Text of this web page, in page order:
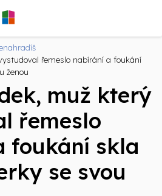
řemeslo nabírání a foukání
ženou
muž který
řemeslo
foukání skla
se svou